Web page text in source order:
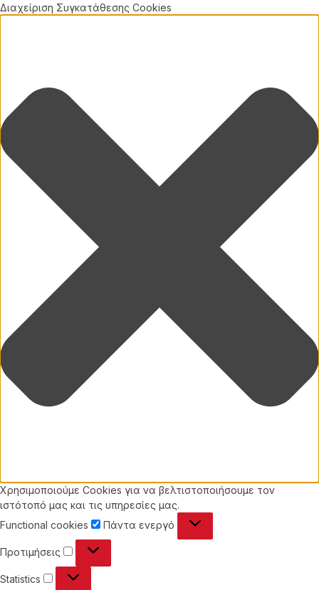
Διαχείριση Συγκατάθεσης Cookies
Χρησιμοποιούμε Cookies για να βελτιστοποιήσουμε τον
ιστότοπό μας και τις υπηρεσίες μας.
Functional cookies
Functional
Πάντα ενεργό
Προτιμήσεις Προτιμήσεις
Statistics Statistics